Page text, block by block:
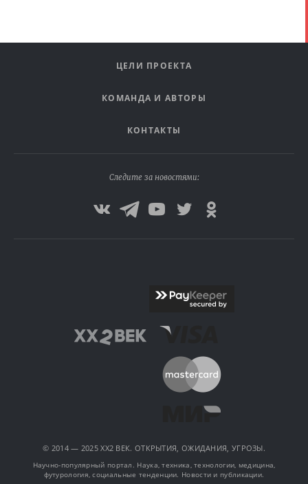
ЦЕЛИ ПРОЕКТА
КОМАНДА И АВТОРЫ
КОНТАКТЫ
Следите за новостями:
© 2014 — 2025 XX2 ВЕК. ОТКРЫТИЯ, ОЖИДАНИЯ, УГРОЗЫ.
Научно-популярный портал. Наука, техника, технологии, медицина,
футурология, социальные тенденции. Новости и публикации.